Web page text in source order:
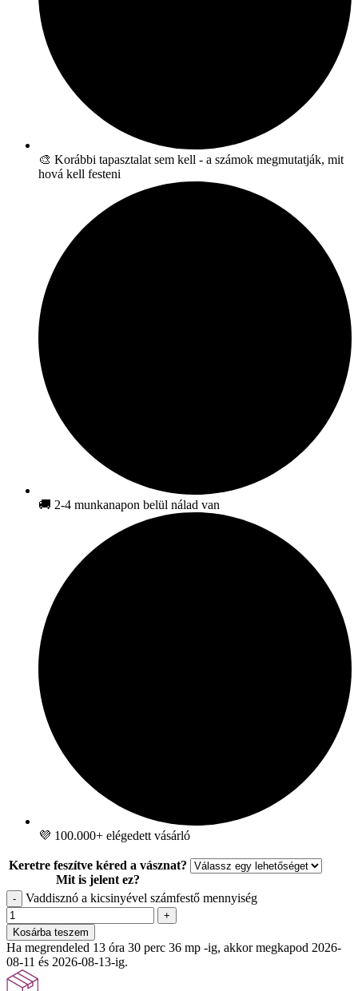
🎨 Korábbi tapasztalat sem kell - a számok megmutatják, mit
hová kell festeni
🚚 2-4 munkanapon belül nálad van
💜 100.000+ elégedett vásárló
Keretre feszítve kéred a vásznat?
Mit is jelent ez?
- Vaddisznó a kicsinyével számfestő mennyiség
+
Kosárba teszem
Ha megrendeled 13 óra 30 perc 35 mp -ig, akkor megkapod 2026-
08-11 és 2026-08-13-ig.